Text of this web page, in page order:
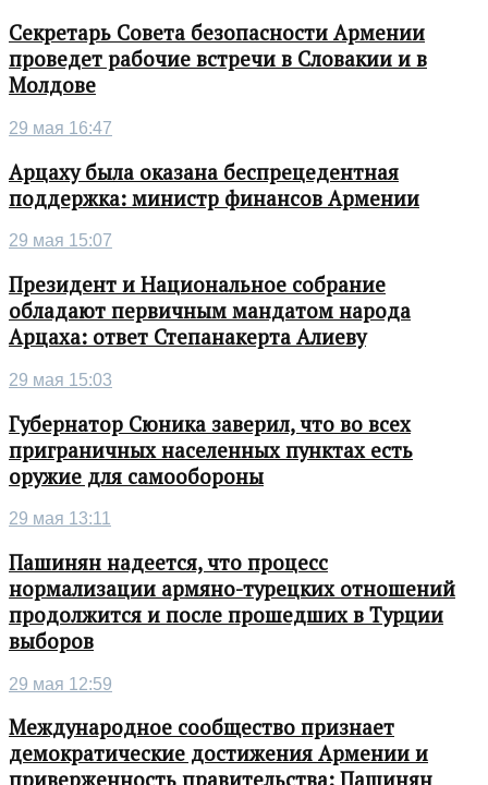
Секретарь Совета безопасности Армении
проведет рабочие встречи в Словакии и в
Молдове
29 мая 16:47
Арцаху была оказана беспрецедентная
поддержка: министр финансов Армении
29 мая 15:07
Президент и Национальное собрание
обладают первичным мандатом народа
Арцаха: ответ Степанакерта Алиеву
29 мая 15:03
Губернатор Сюника заверил, что во всех
приграничных населенных пунктах есть
оружие для самообороны
29 мая 13:11
Пашинян надеется, что процесс
нормализации армяно-турецких отношений
продолжится и после прошедших в Турции
выборов
29 мая 12:59
Международное сообщество признает
демократические достижения Армении и